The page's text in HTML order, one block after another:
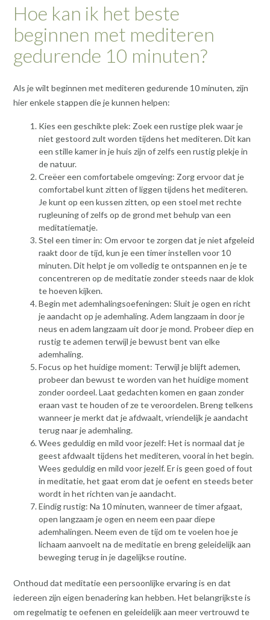
Hoe kan ik het beste
beginnen met mediteren
gedurende 10 minuten?
Als je wilt beginnen met mediteren gedurende 10 minuten, zijn
hier enkele stappen die je kunnen helpen:
Kies een geschikte plek: Zoek een rustige plek waar je
niet gestoord zult worden tijdens het mediteren. Dit kan
een stille kamer in je huis zijn of zelfs een rustig plekje in
de natuur.
Creëer een comfortabele omgeving: Zorg ervoor dat je
comfortabel kunt zitten of liggen tijdens het mediteren.
Je kunt op een kussen zitten, op een stoel met rechte
rugleuning of zelfs op de grond met behulp van een
meditatiematje.
Stel een timer in: Om ervoor te zorgen dat je niet afgeleid
raakt door de tijd, kun je een timer instellen voor 10
minuten. Dit helpt je om volledig te ontspannen en je te
concentreren op de meditatie zonder steeds naar de klok
te hoeven kijken.
Begin met ademhalingsoefeningen: Sluit je ogen en richt
je aandacht op je ademhaling. Adem langzaam in door je
neus en adem langzaam uit door je mond. Probeer diep en
rustig te ademen terwijl je bewust bent van elke
ademhaling.
Focus op het huidige moment: Terwijl je blijft ademen,
probeer dan bewust te worden van het huidige moment
zonder oordeel. Laat gedachten komen en gaan zonder
eraan vast te houden of ze te veroordelen. Breng telkens
wanneer je merkt dat je afdwaalt, vriendelijk je aandacht
terug naar je ademhaling.
Wees geduldig en mild voor jezelf: Het is normaal dat je
geest afdwaalt tijdens het mediteren, vooral in het begin.
Wees geduldig en mild voor jezelf. Er is geen goed of fout
in meditatie, het gaat erom dat je oefent en steeds beter
wordt in het richten van je aandacht.
Eindig rustig: Na 10 minuten, wanneer de timer afgaat,
open langzaam je ogen en neem een paar diepe
ademhalingen. Neem even de tijd om te voelen hoe je
lichaam aanvoelt na de meditatie en breng geleidelijk aan
beweging terug in je dagelijkse routine.
Onthoud dat meditatie een persoonlijke ervaring is en dat
iedereen zijn eigen benadering kan hebben. Het belangrijkste is
om regelmatig te oefenen en geleidelijk aan meer vertrouwd te